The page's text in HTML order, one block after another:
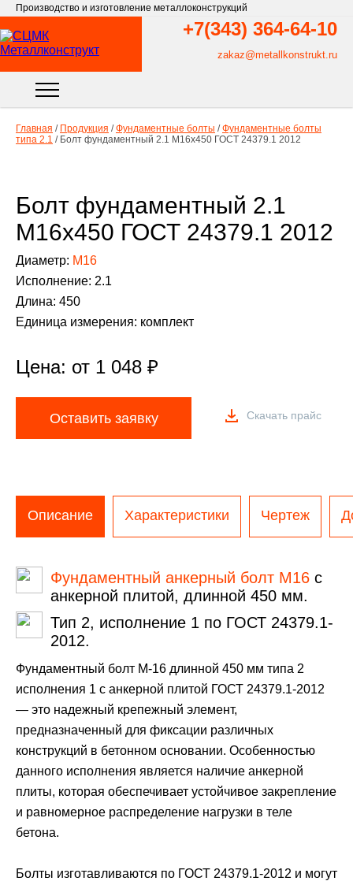
Производство и изготовление металлоконструкций
+7(343) 364-64-10
zakaz@metallkonstrukt.ru
Главная / Продукция / Фундаментные болты / Фундаментные болты
типа 2.1 / Болт фундаментный 2.1 М16х450 ГОСТ 24379.1 2012
Болт фундаментный 2.1
М16х450 ГОСТ 24379.1 2012
Диаметр: М16
Исполнение: 2.1
Длина: 450
Единица измерения: комплект
Цена: от 1 048 ₽
Оставить заявку Скачать прайс
Описание Характеристики Чертеж
Фундаментный анкерный болт М16 с
анкерной плитой, длинной 450 мм.
Тип 2, исполнение 1 по ГОСТ 24379.1-
2012.
Фундаментный болт М-16 длинной 450 мм типа 2
исполнения 1 с анкерной плитой ГОСТ 24379.1-2012
— это надежный крепежный элемент,
предназначенный для фиксации различных
конструкций в бетонном основании. Особенностью
данного исполнения является наличие анкерной
плиты, которая обеспечивает устойчивое закрепление
и равномерное распределение нагрузки в теле
бетона.
Болты изготавливаются по ГОСТ 24379.1-2012 и могут